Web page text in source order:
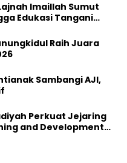
Imaillah Sumut
Edukasi Tangani
Raih Juara
Sambangi AJI,
Perkuat Jejaring
and Development